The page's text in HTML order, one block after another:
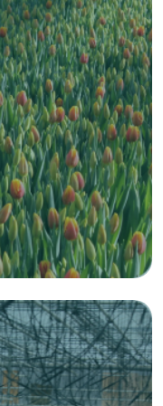
питомник
р-н, ул.
ул.